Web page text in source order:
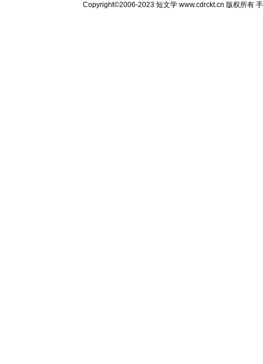
Copyright©2006-2023 短文学 www.cdrckt.cn 版权所有